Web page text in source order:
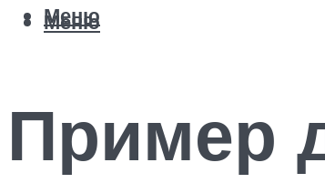
Меню
Меню
Пример